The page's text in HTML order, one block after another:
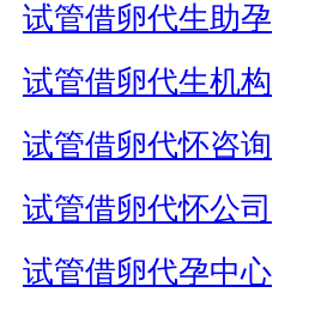
试管借卵代生助孕
试管借卵代生机构
试管借卵代怀咨询
试管借卵代怀公司
试管借卵代孕中心